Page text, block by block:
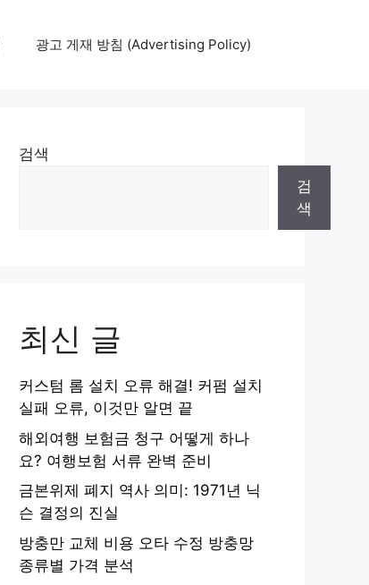
광고 게재 방침 (Advertising Policy)
검색
검
색
최신 글
커스텀 롬 설치 오류 해결! 커펌 설치
실패 오류, 이것만 알면 끝
해외여행 보험금 청구 어떻게 하나
요? 여행보험 서류 완벽 준비
금본위제 폐지 역사 의미: 1971년 닉
슨 결정의 진실
방충만 교체 비용 오타 수정 방충망
종류별 가격 분석